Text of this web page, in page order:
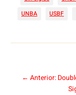
UNBA
USBF
← Anterior: